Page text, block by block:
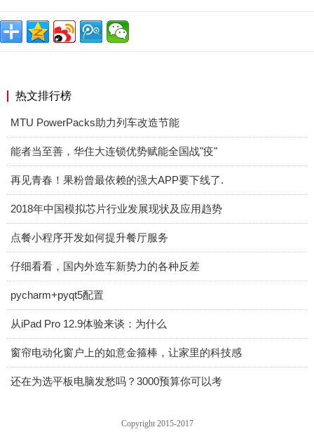
热文排行榜
MTU PowerPacks助力列车改造节能
能者当至善，华住大连锁优势赋能全国战"疫"
再见青春！果粉曾最依赖的强大APP要下线了.
2018年中国模拟芯片行业发展现状及应用趋势
点餐小程序开发如何提升餐厅服务
仔细看看，国内外造车新势力的各种反差
pycharm+pyqt5配置
从iPad Pro 12.9体验来谈：为什么
窗帘电动化窗户上的如意金箍棒，让家里的科技感
还在为选平板电脑发愁吗？3000预算你可以考